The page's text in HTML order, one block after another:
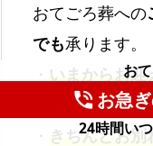
おてごろ葬への
でも承ります。
・ いまからお
火葬式って
・ きちんとお
お
phone_in_talkお急ぎ
24時間い